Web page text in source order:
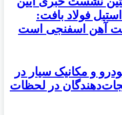
فولاد بافت:
آهن اسفنجی است
و مکانیک سیار در
در لحظات